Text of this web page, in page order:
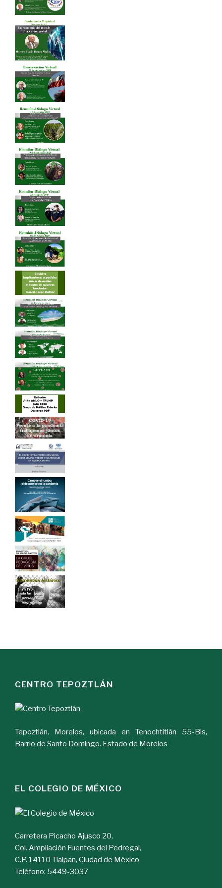
CENTRO TEPOZTLÁN
Tepoztlán, Morelos, ubicada en Tenochtitlán 55-Bis,
Barrio de Santo Domingo. Estado de Morelos
EL COLEGIO DE MÉXICO
Carretera Picacho Ajusco 20,
Col. Ampliación Fuentes del Pedregal,
C.P. 14110 Tlalpan, Ciudad de México
Teléfono: 5449-3037